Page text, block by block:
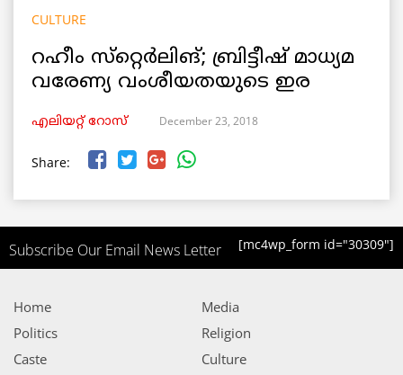
CULTURE
റഹീം സ്‌റ്റെര്‍ലിങ്; ബ്രിട്ടീഷ് മാധ്യമ
വരേണ്യ വംശീയതയുടെ ഇര
എലിയറ്റ് റോസ് December 23, 2018
Share:
Subscribe Our Email News Letter [mc4wp_form id="30309"]
Home
Politics
Caste
Media
Religion
Culture